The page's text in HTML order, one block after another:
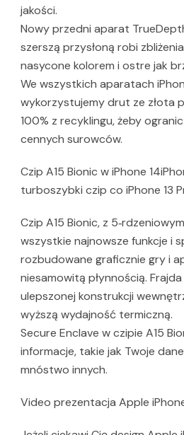
jakości.
Nowy przedni aparat
szerszą przysłoną robi
nasycone kolorem i ostre jak
We wszystkich aparatach
wykorzystujemy drut ze złota
100% z recyklingu, żeby
cennych surowców.
Czip A15 Bionic w iPhone
turboszybki czip co iPhone 13
Czip A15 Bionic, z
wszystkie najnowsze funkcje i
rozbudowane graficznie gry i
niesamowitą płynnością.
ulepszonej konstrukcji
wyższą wydajność termiczną.
Secure Enclave w czipie A15
informacje, takie jak Twoje
mnóstwo innych.
Video prezentacja Apple